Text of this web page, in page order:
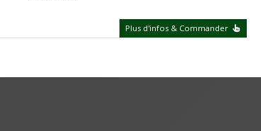
Plus d'infos & Commander